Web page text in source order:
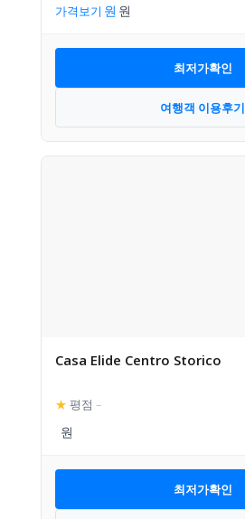
가격보기
최저가확인
여행객 이용후기
Casa Elide Centro Storico
★ 평점 –
최저가확인